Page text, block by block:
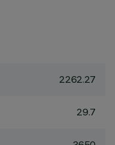
2262.27
29.7